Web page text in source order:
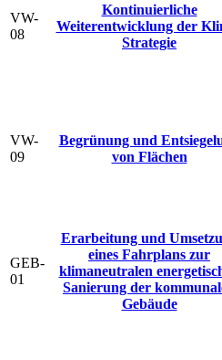
VW-
08
Kontinuierliche
Weiterentwicklung der
Strategie
VW-
09
Begrünung und
von Flächen
GEB-
01
Erarbeitung und
eines Fahrplans zur
klimaneutralen
Sanierung der
Gebäude